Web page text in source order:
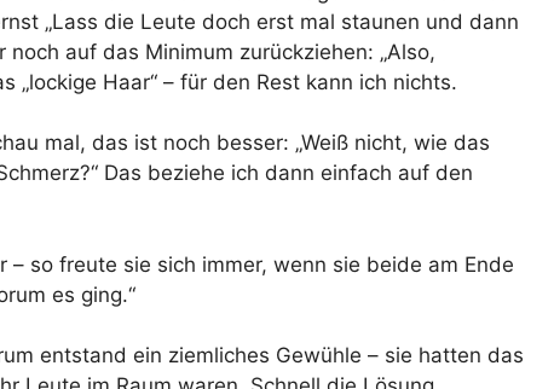
„Lass die Leute doch erst mal staunen und dann
auf das Minimum zurückziehen: „Also,
„lockige Haar“ – für den Rest kann ich nichts.
mal, das ist noch besser: „Weiß nicht, wie das
Das beziehe ich dann einfach auf den
so freute sie sich immer, wenn sie beide am Ende
es ging.“
entstand ein ziemliches Gewühle – sie hatten das